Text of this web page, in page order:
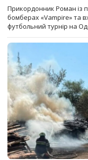
Прикордонник Роман із
бомберах «Vampire» та
футбольний турнір на